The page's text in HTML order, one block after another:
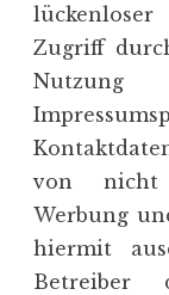
Zugriff
von nicht
Werbung
hiermit
Betreiber